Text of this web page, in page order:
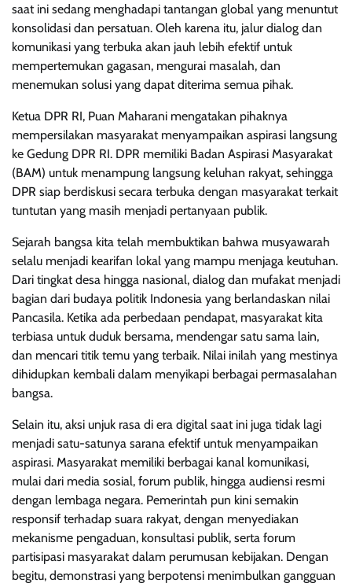
saat ini sedang menghadapi tantangan global yang menuntut
konsolidasi dan persatuan. Oleh karena itu, jalur dialog dan
komunikasi yang terbuka akan jauh lebih efektif untuk
mempertemukan gagasan, mengurai masalah, dan
menemukan solusi yang dapat diterima semua pihak.
Ketua DPR RI, Puan Maharani mengatakan pihaknya
mempersilakan masyarakat menyampaikan aspirasi langsung
ke Gedung DPR RI. DPR memiliki Badan Aspirasi Masyarakat
(BAM) untuk menampung langsung keluhan rakyat, sehingga
DPR siap berdiskusi secara terbuka dengan masyarakat terkait
tuntutan yang masih menjadi pertanyaan publik.
Sejarah bangsa kita telah membuktikan bahwa musyawarah
selalu menjadi kearifan lokal yang mampu menjaga keutuhan.
Dari tingkat desa hingga nasional, dialog dan mufakat menjadi
bagian dari budaya politik Indonesia yang berlandaskan nilai
Pancasila. Ketika ada perbedaan pendapat, masyarakat kita
terbiasa untuk duduk bersama, mendengar satu sama lain,
dan mencari titik temu yang terbaik. Nilai inilah yang mestinya
dihidupkan kembali dalam menyikapi berbagai permasalahan
bangsa.
Selain itu, aksi unjuk rasa di era digital saat ini juga tidak lagi
menjadi satu-satunya sarana efektif untuk menyampaikan
aspirasi. Masyarakat memiliki berbagai kanal komunikasi,
mulai dari media sosial, forum publik, hingga audiensi resmi
dengan lembaga negara. Pemerintah pun kini semakin
responsif terhadap suara rakyat, dengan menyediakan
mekanisme pengaduan, konsultasi publik, serta forum
partisipasi masyarakat dalam perumusan kebijakan. Dengan
begitu, demonstrasi yang berpotensi menimbulkan gangguan